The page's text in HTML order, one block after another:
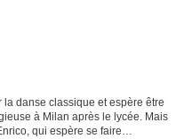
la danse classique et espère être
à Milan après le lycée. Mais
qui espère se faire